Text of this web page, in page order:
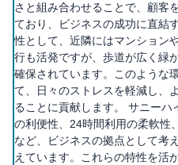
さと組み合わせることで、顧客
ており、ビジネスの成功に直結
性として、近隣にはマンション
行も活発ですが、歩道が広く緑
確保されています。このような
て、日々のストレスを軽減し、
ることに貢献します。 サニー
の利便性、24時間利用の柔軟性
など、ビジネスの拠点として考
えています。これらの特性を活